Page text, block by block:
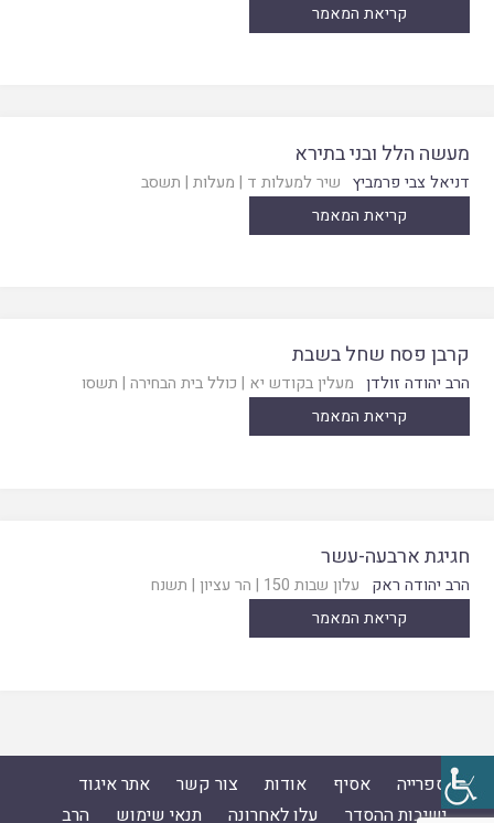
קריאת המאמר
מעשה הלל ובני בתירא
דניאל צבי פרמביץ שיר למעלות ד | מעלות | תשסב
קריאת המאמר
קרבן פסח שחל בשבת
הרב יהודה זולדן מעלין בקודש יא | כולל בית הבחירה | תשסו
קריאת המאמר
חגיגת ארבעה-עשר
הרב יהודה ראק עלון שבות 150 | הר עציון | תשנח
קריאת המאמר
ספרייה אסיף אודות צור קשר
אתר איגוד
ישיבות ההסדר
עלו לאחרונה תנאי שימוש הרב